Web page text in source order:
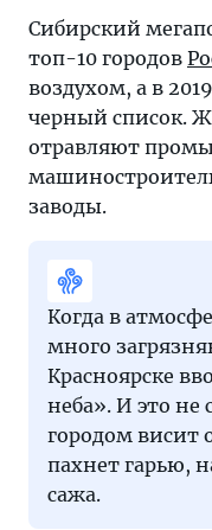
делятся
секретами.
Подробные
инструкции,
важные
лайфхаки
и
все,
нужно
знать
мире
туризма
—
на
страницах
Сибирский
топ-10 городов
воздухом, а в
черный список.
отравляют
заводы.
Когда в
много
Красноярске
неба». И это не
городом висит
пахнет гарью,
сажа.